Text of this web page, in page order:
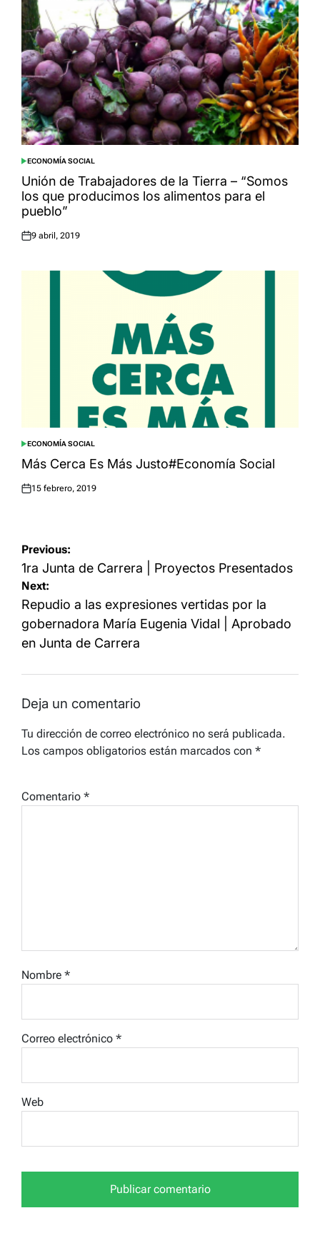
POSTED
IN
ECONOMÍA SOCIAL
Unión de Trabajadores de la Tierra – “Somos
los que producimos los alimentos para el
pueblo”
Posted
9 abril, 2019
POSTED
IN
ECONOMÍA SOCIAL
Más Cerca Es Más Justo#Economía Social
Posted
15 febrero, 2019
Navegación
de
entradas
Previous:
1ra Junta de Carrera | Proyectos Presentados
Next:
Repudio a las expresiones vertidas por la
gobernadora María Eugenia Vidal | Aprobado
en Junta de Carrera
Deja un comentario
Tu dirección de correo electrónico no será publicada.
Los campos obligatorios están marcados con *
Comentario *
Nombre *
Correo electrónico *
Web